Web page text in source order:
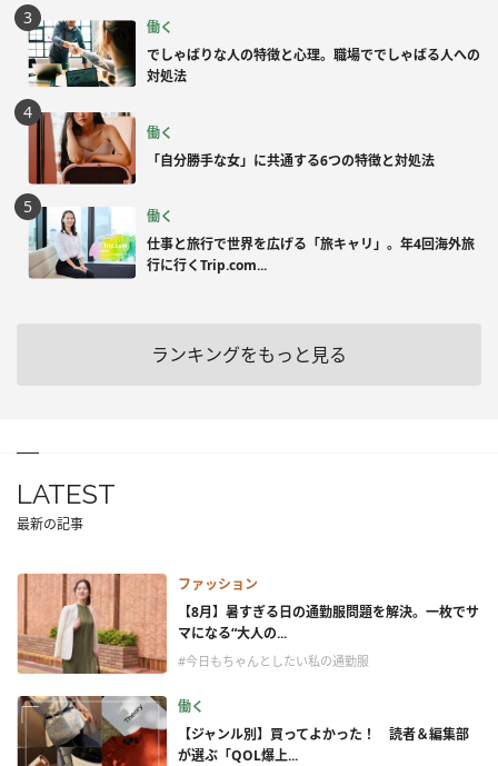
働く
でしゃばりな人の特徴と心理。職場ででしゃばる人への
対処法
働く
「自分勝手な女」に共通する6つの特徴と対処法
働く
仕事と旅行で世界を広げる「旅キャリ」。年4回海外旅
行に行くTrip.com...
ランキングをもっと見る
LATEST
最新の記事
ファッション
【8月】暑すぎる日の通勤服問題を解決。一枚でサ
マになる“大人の...
#今日もちゃんとしたい私の通勤服
働く
【ジャンル別】買ってよかった！ 読者＆編集部
が選ぶ「QOL爆上...